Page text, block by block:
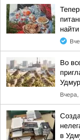
Во
Вчера,
в